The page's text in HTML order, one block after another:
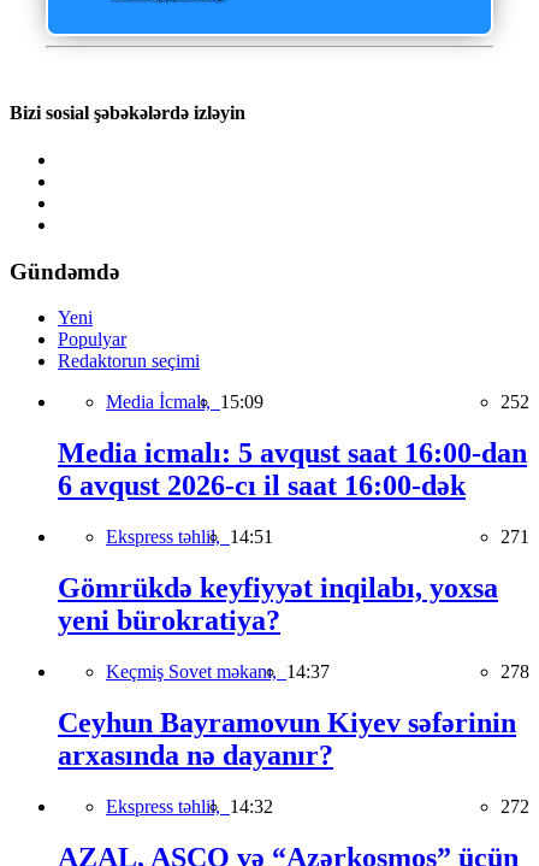
Bizi sosial şəbəkələrdə izləyin
Gündəmdə
Yeni
Populyar
Redaktorun seçimi
Media İcmalı, 15:09 252
Media icmalı: 5 avqust saat 16:00-dan
6 avqust 2026-cı il saat 16:00-dək
Ekspress təhlil, 14:51 271
Gömrükdə keyfiyyət inqilabı, yoxsa
yeni bürokratiya?
Keçmiş Sovet məkanı, 14:37 278
Ceyhun Bayramovun Kiyev səfərinin
arxasında nə dayanır?
Ekspress təhlil, 14:32 272
AZAL, ASCO və “Azərkosmos” üçün